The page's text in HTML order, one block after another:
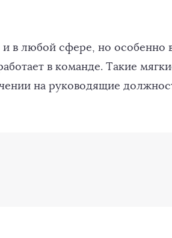
в любой сфере, но особенно
в команде. Такие
на руководящие